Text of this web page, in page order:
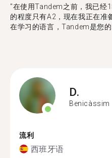
"在使用Tandem之前，我已经
的程度只有A2，现在我正在准
在学习的语言，Tandem是您
D.
Benicàssim
流利
西班牙语